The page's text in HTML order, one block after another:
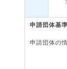
申請団体基
申請団体の